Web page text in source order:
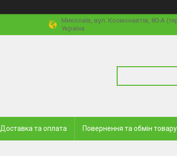
Миколаїв, вул. Космонавтів, 80-А
Україна
Доставка та оплата Повернення та обмін товару